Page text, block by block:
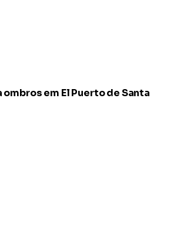
ombros em El Puerto de Santa